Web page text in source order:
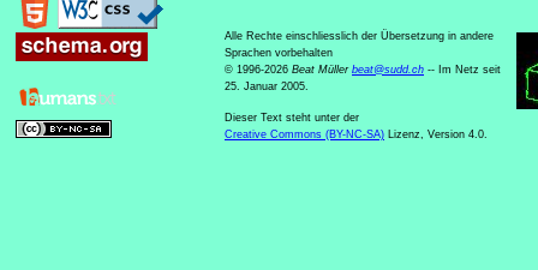
Alle Rechte einschliesslich der Übersetzung in andere
Sprachen vorbehalten
© 1996-2026 Beat Müller beat@sudd.ch -- Im Netz seit
25. Januar 2005.
Dieser Text steht unter der
Creative Commons (BY-NC-SA) Lizenz, Version 4.0.